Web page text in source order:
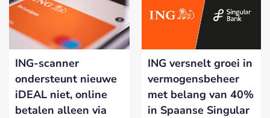
ING-scanner
ondersteunt nieuwe
iDEAL niet, online
betalen alleen via
ING versnelt groei in
vermogensbeheer
met belang van 40%
in Spaanse Singular